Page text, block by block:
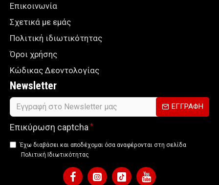
Επικοινωνία
Σχετικά με εμάς
Πολιτική ιδιωτικότητας
Όροι χρήσης
Κώδικας Δεοντολογίας
Newsletter
ΕΓΓΡΑΦΗ
Επικύρωση captcha
Έχω διαβάσει και αποδέχομαι όσα αναφέρονται στη σελίδα
Πολιτική Ιδιωτικότητας